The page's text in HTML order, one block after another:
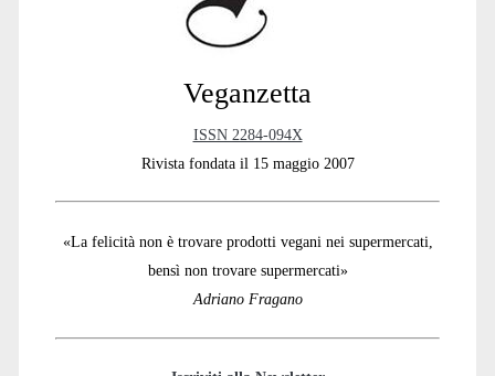
Veganzetta
ISSN 2284-094X
Rivista fondata il 15 maggio 2007
«La felicità non è trovare prodotti vegani nei supermercati,
bensì non trovare supermercati»
Adriano Fragano